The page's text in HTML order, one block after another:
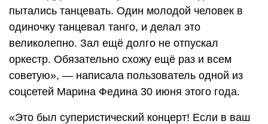
пытались танцевать. Один молодой человек в
одиночку танцевал танго, и делал это
великолепно. Зал ещё долго не отпускал
оркестр. Обязательно схожу ещё раз и всем
советую», — написала пользователь одной из
соцсетей Марина Федина 30 июня этого года.
«Это был суперистический концерт! Если в ваш